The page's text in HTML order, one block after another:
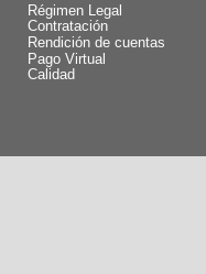
Régimen Legal
Contratación
Rendición de cuentas
Pago Virtual
Calidad